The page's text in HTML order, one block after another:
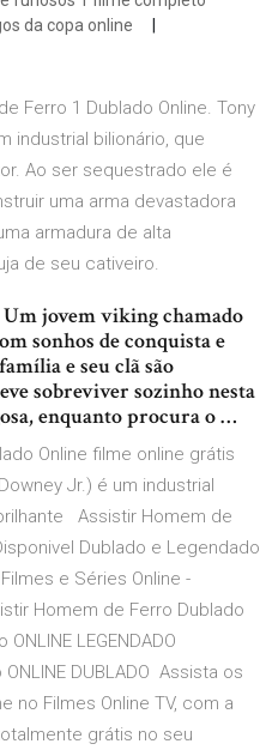
da copa online
Ferro 1 Dublado Online. Tony
industrial bilionário, que
Ao ser sequestrado ele é
uma arma devastadora
armadura de alta
de seu cativeiro.
jovem viking chamado
sonhos de conquista e
e seu clã são
sobreviver sozinho nesta
enquanto procura o …
Online filme online grátis
Jr.) é um industrial
Assistir Homem de
Dublado e Legendado
Filmes e Séries Online -
Homem de Ferro Dublado
LEGENDADO
DUBLADO Assista os
no Filmes Online TV, com a
grátis no seu